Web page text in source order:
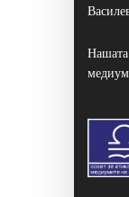
Нашата